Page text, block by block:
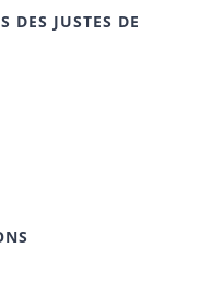
DES JUSTES DE